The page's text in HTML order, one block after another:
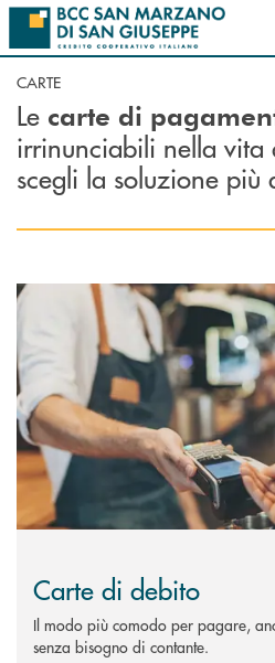
Salta al contenuto principale
CARTE
Le carte di
irrinunciabili nella
scegli la soluzione più
Scopri di più Carte di debito
Carte di debito
Il modo più comodo per pagare,
senza bisogno di contante.